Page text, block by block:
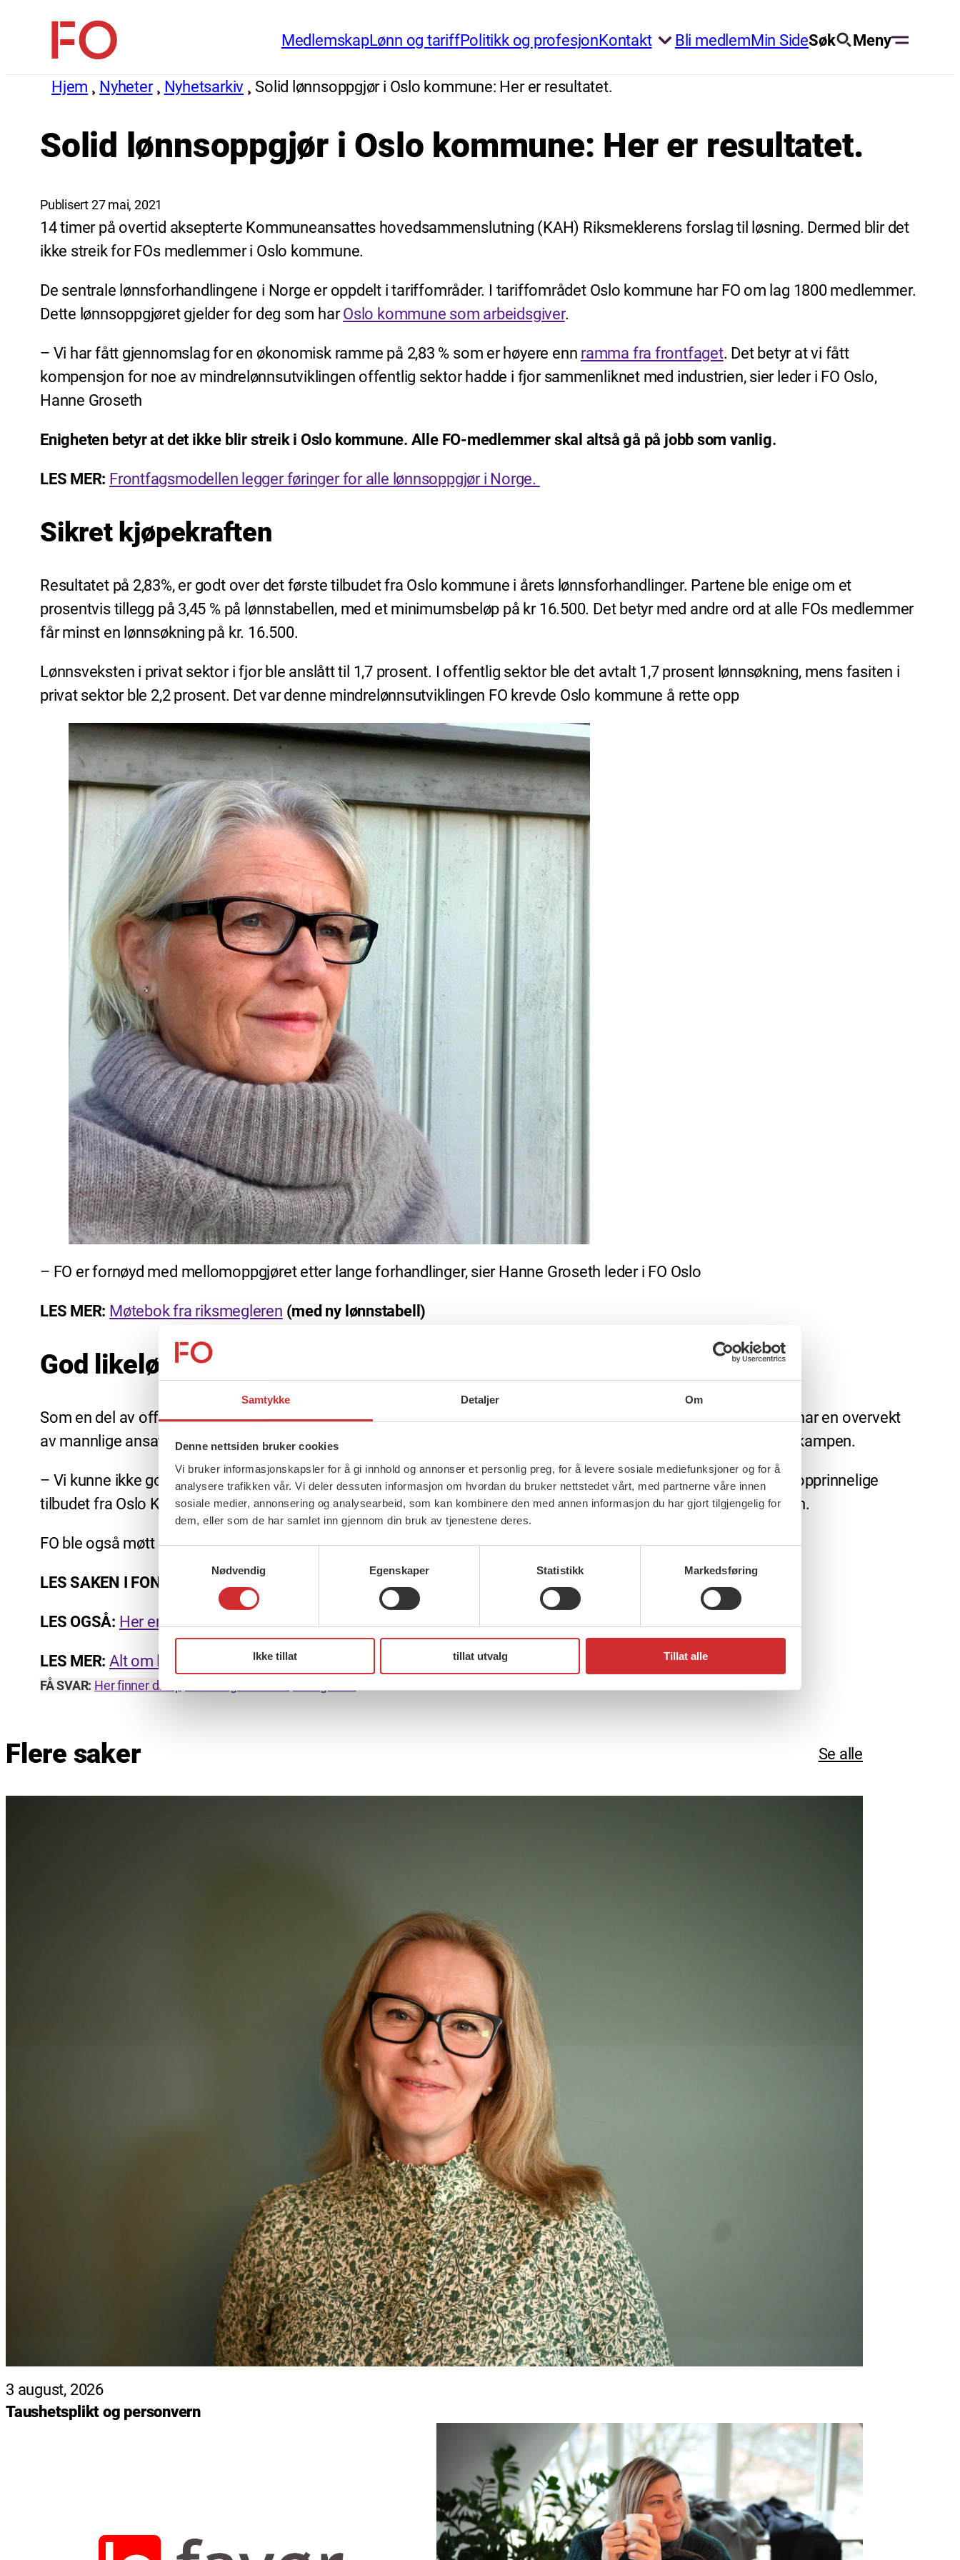
Samtykke Detaljer Om
Denne nettsiden bruker cookies
Vi bruker informasjonskapsler for å gi innhold og annonser et personlig preg, for å levere sosiale mediefunksjoner og for å
analysere trafikken vår. Vi deler dessuten informasjon om hvordan du bruker nettstedet vårt, med partnerne våre innen
sosiale medier, annonsering og analysearbeid, som kan kombinere den med annen informasjon du har gjort tilgjengelig for
dem, eller som de har samlet inn gjennom din bruk av tjenestene deres.
Nødvendig
Egenskaper Statistikk Markedsføring
Ikke tillat tillat utvalg Tillat alle
innholdFO
(Fellesorganisasjonen)
MedlemskapLønn og tariffPolitikk og profesjonKontakt Bli medlemMin SideSøk Meny
Hjem Nyheter Nyhetsarkiv Solid lønnsoppgjør i Oslo kommune: Her er resultatet.
Solid lønnsoppgjør i Oslo kommune: Her er resultatet.
Publisert 27 mai, 2021
14 timer på overtid aksepterte Kommuneansattes hovedsammenslutning (KAH) Riksmeklerens forslag til løsning. Dermed blir det
ikke streik for FOs medlemmer i Oslo kommune.
De sentrale lønnsforhandlingene i Norge er oppdelt i tariffområder. I tariffområdet Oslo kommune har FO om lag 1800 medlemmer.
Dette lønnsoppgjøret gjelder for deg som harOslo kommune som arbeidsgiver.
– Vi har fått gjennomslag for en økonomisk ramme på 2,83 % som er høyere enn ramma fra frontfaget. Det betyr at vi fått
kompensjon for noe av mindrelønnsutviklingen offentlig sektor hadde i fjor sammenliknet med industrien, sier leder i FO Oslo,
Hanne Groseth
Enigheten betyr at det ikke blir streik i Oslo kommune. Alle FO-medlemmer skal altså gå på jobb som vanlig.
LES MER: Frontfagsmodellen legger føringer for alle lønnsoppgjør i Norge.
Sikret kjøpekraften
Resultatet på 2,83%, er godt over det første tilbudet fra Oslo kommune i årets lønnsforhandlinger. Partene ble enige om et
prosentvis tillegg på 3,45 % på lønnstabellen, med et minimumsbeløp på kr 16.500. Det betyr med andre ord at alle FOs medlemmer
får minst en lønnsøkning på kr. 16.500.
Lønnsveksten i privat sektor i fjor ble anslått til 1,7 prosent. I offentlig sektor ble det avtalt 1,7 prosent lønnsøkning, mens fasiten i
privat sektor ble 2,2 prosent. Det var denne mindrelønnsutviklingen FO krevde Oslo kommune å rette opp
– FO er fornøyd med mellomoppgjøret etter lange forhandlinger, sier Hanne Groseth leder i FO Oslo
LES MER: Møtebok fra riksmegleren (med ny lønnstabell)
God likelønnsprofil
Som en del av offentlig sektor har Oslo kommune en overvekt av kvinnelige ansatte, mens frontfaget i industrien har en overvekt
av mannlige ansatte. Kompensasjon for mindrelønnsutviklingen i offentlig sektor i fjor er en viktig del av likelønnskampen.
– Vi kunne ikke godta at lønnsgapet mellom menn og kvinner ble større, noe som ville være konsekvensen at det opprinnelige
tilbudet fra Oslo Kommune. Vi er derfor fornøyd med at forhandlingene gav mer til medlemmene våre, sier Groseth.
FO ble også møtt på kravet om å fordele alle midler sentralt og ikke sette av midler til lokale lønnsforhandlinger.
LES SAKEN I FONTENE: Ingen streik for FOere i Oslo kommune: – Dette har vært et solid mellomoppgjør
LES OGSÅ: Her er kravene i Oslo kommune.
LES MER: Alt om lønnsoppgjøret
FÅ SVAR: Her finner du spørsmål og svar om lønn og tariff
Flere saker Se alle
3 august, 2026
Taushetsplikt og personvern